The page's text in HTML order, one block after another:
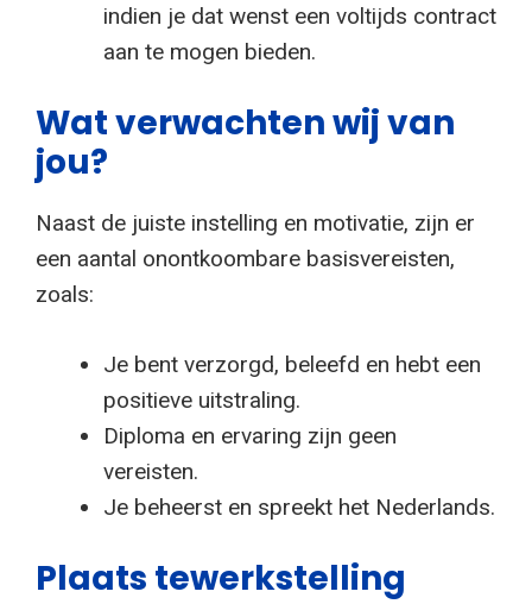
indien je dat wenst een voltijds contract
aan te mogen bieden.
Wat verwachten wij van
jou?
Naast de juiste instelling en motivatie, zijn er
een aantal onontkoombare basisvereisten,
zoals:
Je bent verzorgd, beleefd en hebt een
positieve uitstraling.
Diploma en ervaring zijn geen
vereisten.
Je beheerst en spreekt het Nederlands.
Plaats tewerkstelling